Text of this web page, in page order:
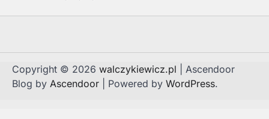
Copyright © 2026 walczykiewicz.pl | Ascendoor
Blog by Ascendoor | Powered by WordPress.